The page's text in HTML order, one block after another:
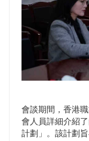
會談期間，香港
會人員詳細介紹
計劃」。該計劃